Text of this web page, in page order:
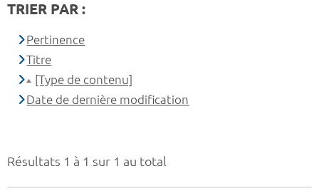
Résultats 1 à 1 sur 1 au total
TRIER PAR :
Pertinence
Titre
[Type de contenu]
Date de dernière modification